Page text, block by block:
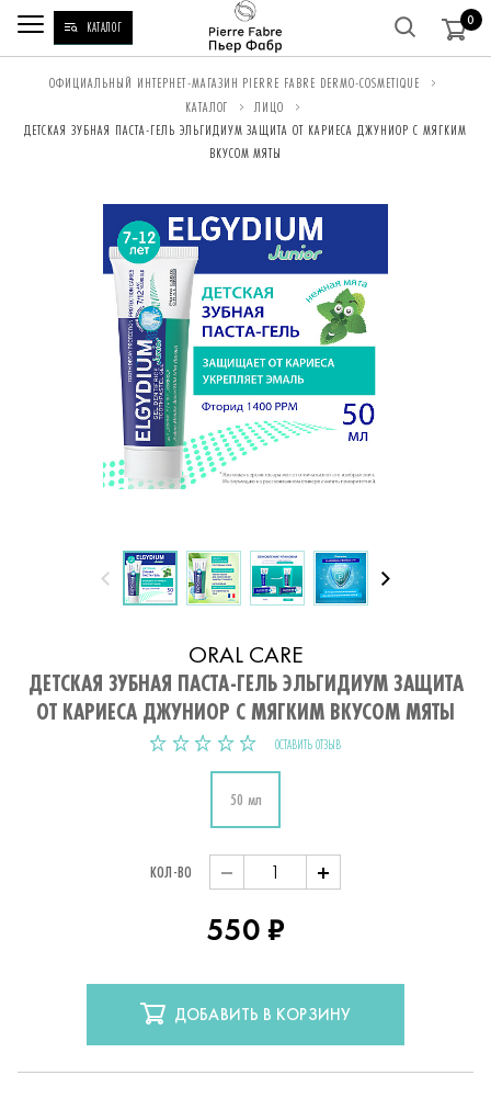
КАТАЛОГ 0
ВЫ
НАХОДИТЕСЬ
ОФИЦИАЛЬНЫЙ ИНТЕРНЕТ-МАГАЗИН PIERRE FABRE DERMO-COSMETIQUE
КАТАЛОГ
ЛИЦО
ДЕТСКАЯ ЗУБНАЯ ПАСТА-ГЕЛЬ ЭЛЬГИДИУМ ЗАЩИТА ОТ КАРИЕСА ДЖУНИОР С МЯГКИМ
ВКУСОМ МЯТЫ
ORAL CARE
ДЕТСКАЯ ЗУБНАЯ ПАСТА-ГЕЛЬ ЭЛЬГИДИУМ ЗАЩИТА
ОТ КАРИЕСА ДЖУНИОР С МЯГКИМ ВКУСОМ МЯТЫ
ОСТАВИТЬ ОТЗЫВ
Объём
50 мл
КОЛ-ВО Значение:
550 ₽
ДОБАВИТЬ В КОРЗИНУ